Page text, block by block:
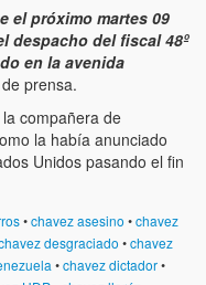
(Despicable traitor, look
el próximo martes 09
despacho del fiscal 48º
en la avenida
prensa.
compañera de
la había anunciado
Unidos pasando el fin
•chavez asesino •chavez
desgraciado •chavez
•chavez dictador•